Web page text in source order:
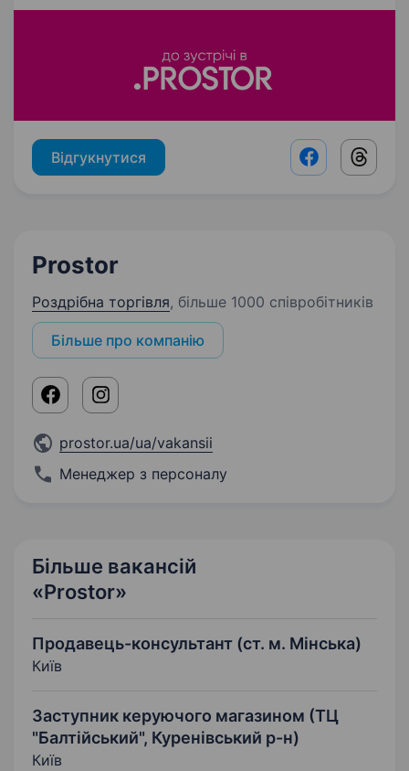
Відгукнутися Facebook
Prostor
Роздрібна торгівля, більше 1000 співробітників
Більше про компанію
prostor.ua/ua/vakansii
Менеджер з персоналу
Більше вакансій
«Prostor»
Продавець-консультант (ст. м. Мінська)
Київ
Заступник керуючого магазином (ТЦ
"Балтійський", Куренівський р-н)
Київ